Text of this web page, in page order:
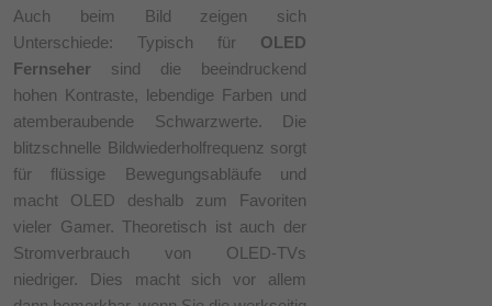
Auch beim Bild zeigen sich
Unterschiede: Typisch für OLED
Fernseher sind die beeindruckend
hohen Kontraste, lebendige Farben und
atemberaubende Schwarzwerte. Die
blitzschnelle Bildwiederholfrequenz sorgt
für flüssige Bewegungsabläufe und
macht OLED deshalb zum Favoriten
vieler Gamer. Theoretisch ist auch der
Stromverbrauch von OLED-TVs
niedriger. Dies macht sich vor allem